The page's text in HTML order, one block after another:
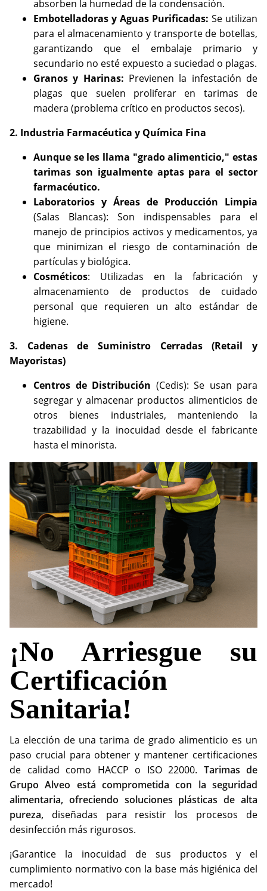
absorben la humedad de la condensación.
Embotelladoras y Aguas Purificadas: Se utilizan
para el almacenamiento y transporte de botellas,
garantizando que el embalaje primario y
secundario no esté expuesto a suciedad o plagas.
Granos y Harinas: Previenen la infestación de
plagas que suelen proliferar en tarimas de
madera (problema crítico en productos secos).
2. Industria Farmacéutica y Química Fina
Aunque se les llama "grado alimenticio," estas
tarimas son igualmente aptas para el sector
farmacéutico.
Laboratorios y Áreas de Producción Limpia
(Salas Blancas): Son indispensables para el
manejo de principios activos y medicamentos, ya
que minimizan el riesgo de contaminación de
partículas y biológica.
Cosméticos: Utilizadas en la fabricación y
almacenamiento de productos de cuidado
personal que requieren un alto estándar de
higiene.
3. Cadenas de Suministro Cerradas (Retail y
Mayoristas)
Centros de Distribución (Cedis): Se usan para
segregar y almacenar productos alimenticios de
otros bienes industriales, manteniendo la
trazabilidad y la inocuidad desde el fabricante
hasta el minorista.
¡No Arriesgue su
Certificación
Sanitaria!
La elección de una tarima de grado alimenticio es un
paso crucial para obtener y mantener certificaciones
de calidad como HACCP o ISO 22000. Tarimas de
Grupo Alveo está comprometida con la seguridad
alimentaria, ofreciendo soluciones plásticas de alta
pureza, diseñadas para resistir los procesos de
desinfección más rigurosos.
¡Garantice la inocuidad de sus productos y el
cumplimiento normativo con la base más higiénica del
mercado!